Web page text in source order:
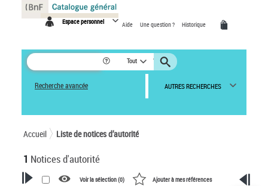
Espace personnel Aide Une question ? Historique
Tout
Recherche avancée AUTRES RECHERCHES
Accueil Liste de notices d’autorité
1 Notices d'autorité
Voir la sélection (0) Ajouter à mes références
Panneau de gestion des cookies